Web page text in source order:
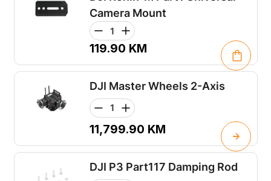
Camera Mount
119.90 KM
DJI Master Wheels 2-Axis
11,799.90 KM
DJI P3 Part117 Damping Rod